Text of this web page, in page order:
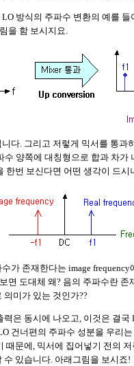
방식의 주파수 변환의 예를
을 함 보시지요.
다. 그리고 저렇게 믹서를 통과
양쪽에 대칭형으로 합과 차가
한번 보신다면 어떤 생각이 드시
가 존재한다는 image
면 도대체 왜? 음의 주파수란
의미가 있는 것인가??
은 동시에 나오고, 이것은 결국
건너편의 주파수 성분을 우리
때문에, 믹서에 집어넣기 전의
있습니다. 아래그림을 보시죠!